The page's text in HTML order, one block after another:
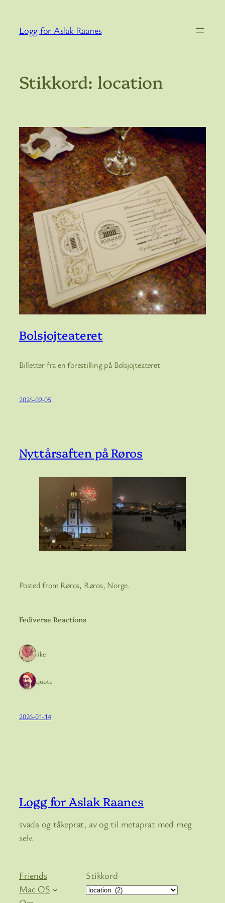
innhold
Logg for Aslak Raanes
Stikkord: location
Bolsjojteateret
Billetter fra en forestilling på Bolsjojteateret
2026-02-05
Nyttårsaften på Røros
Posted from Røros, Røros, Norge.
Fediverse Reactions
1 like
1 quote
2026-01-14
Logg for Aslak Raanes
svada og tåkeprat, av og til metaprat med meg
selv.
Friends
Mac OS
Stikkord